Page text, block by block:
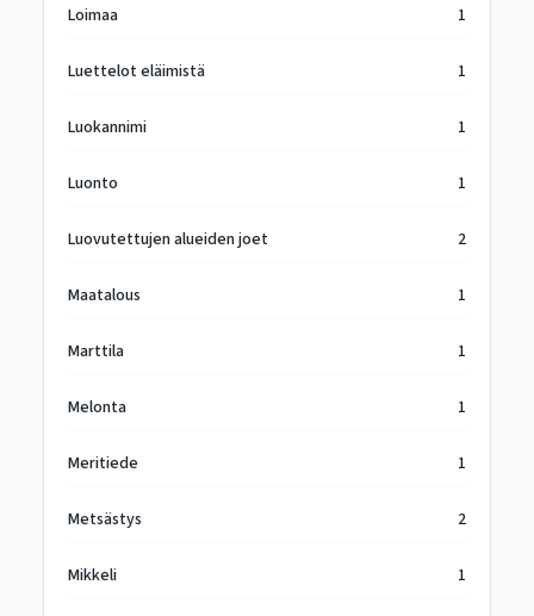
Loimaa 1
Luettelot eläimistä 1
Luokannimi 1
Luonto 1
Luovutettujen alueiden joet 2
Maatalous 1
Marttila 1
Melonta 1
Meritiede 1
Metsästys 2
Mikkeli 1